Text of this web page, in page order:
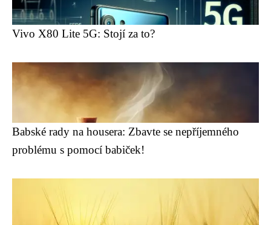
Vivo X80 Lite 5G: Stojí za to?
Babské rady na housera: Zbavte se nepříjemného
problému s pomocí babiček!